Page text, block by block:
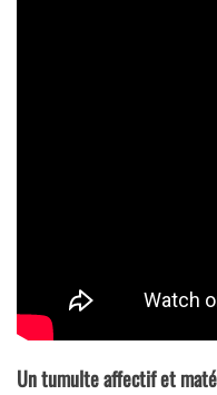
Un tumulte affectif et